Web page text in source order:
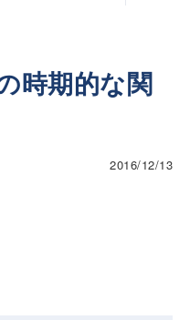
時期的な関
2016/12/13